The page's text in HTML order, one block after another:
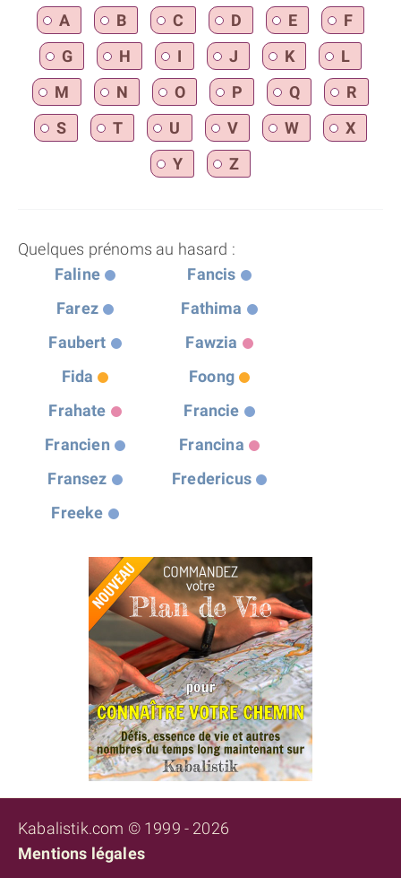
A
B C D E
F
G
H I J K
L
M
N O P Q
R
S
T U V W
X
Y
Z
Quelques prénoms au hasard :
Faline
Fancis
Farez
Fathima
Faubert
Fawzia
Fida
Foong
Frahate
Francie
Francien
Francina
Fransez
Fredericus
Freeke
Kabalistik.com © 1999 - 2026
Mentions légales